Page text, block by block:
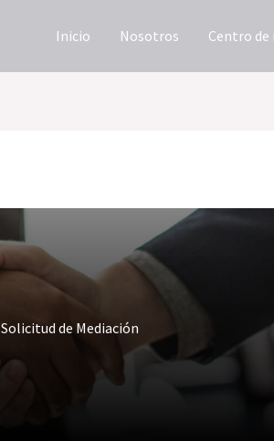
Inicio Nosotros Centro de
Solicitud de Mediación